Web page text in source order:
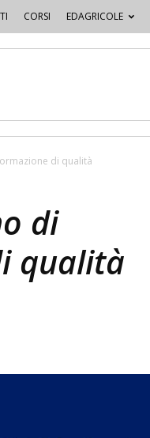
CORSI EDAGRICOLE
di qualità
di
qualità